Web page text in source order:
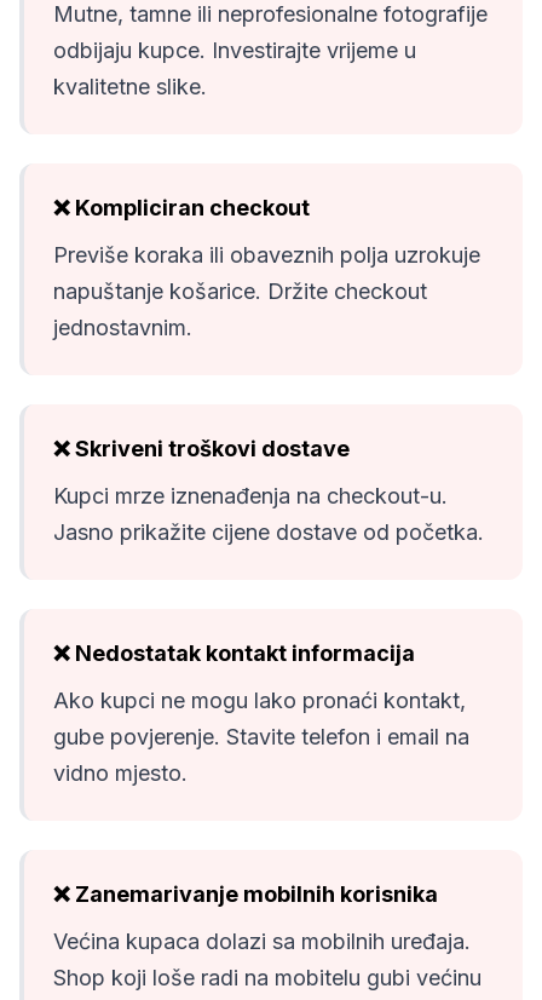
Mutne, tamne ili neprofesionalne fotografije
odbijaju kupce. Investirajte vrijeme u
kvalitetne slike.
❌ Kompliciran checkout
Previše koraka ili obaveznih polja uzrokuje
napuštanje košarice. Držite checkout
jednostavnim.
❌ Skriveni troškovi dostave
Kupci mrze iznenađenja na checkout-u.
Jasno prikažite cijene dostave od početka.
❌ Nedostatak kontakt informacija
Ako kupci ne mogu lako pronaći kontakt,
gube povjerenje. Stavite telefon i email na
vidno mjesto.
❌ Zanemarivanje mobilnih korisnika
Većina kupaca dolazi sa mobilnih uređaja.
Shop koji loše radi na mobitelu gubi većinu